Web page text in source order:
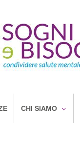
CHI SIAMO